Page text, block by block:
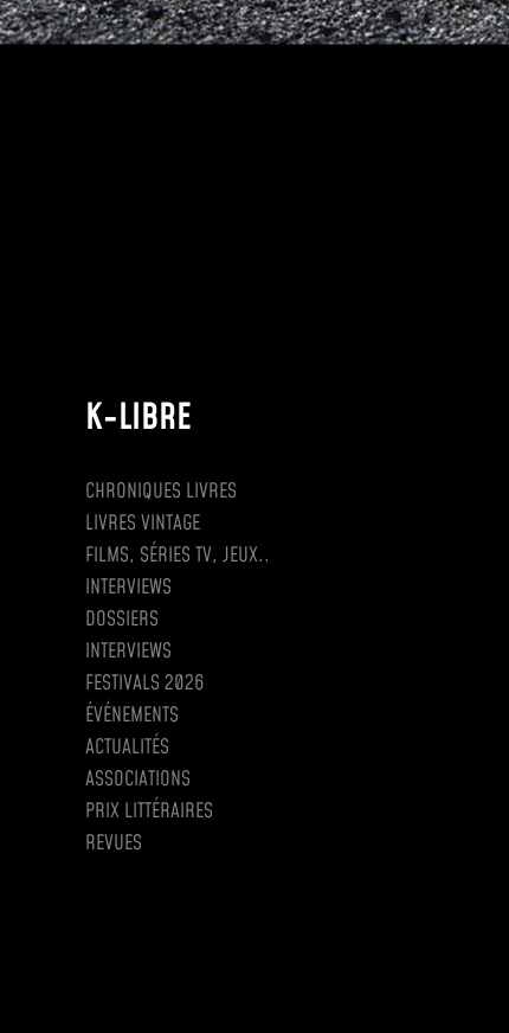
K-LIBRE
CHRONIQUES LIVRES
LIVRES VINTAGE
FILMS, SÉRIES TV, JEUX..
INTERVIEWS
DOSSIERS
INTERVIEWS
FESTIVALS 2026
ÉVÉNEMENTS
ACTUALITÉS
ASSOCIATIONS
PRIX LITTÉRAIRES
REVUES